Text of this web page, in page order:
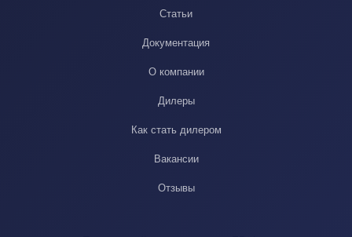
Статьи
Документация
О компании
Дилеры
Как стать дилером
Вакансии
Отзывы